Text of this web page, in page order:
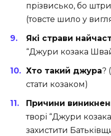
прізвисько, бо
(товсте шило у
Які страви
“Джури козака
Хто такий джура?
стати козаком)
Причини
творі “Джури
захистити